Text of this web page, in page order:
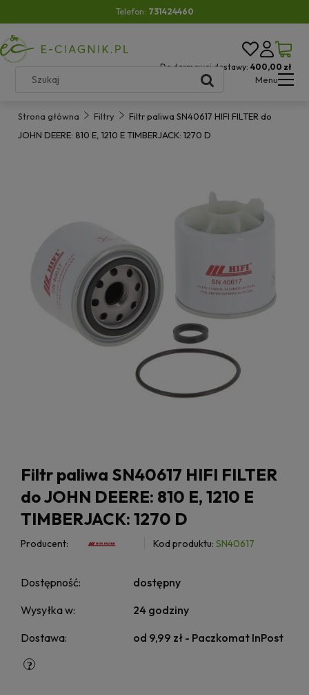
Telefon: 731424460
Do darmowej dostawy: 400,00 zł
Menu
Strona główna Filtry
Filtr paliwa SN40617 HIFI FILTER do
JOHN DEERE: 810 E, 1210 E TIMBERJACK: 1270 D
Filtr paliwa SN40617 HIFI FILTER
do JOHN DEERE: 810 E, 1210 E
TIMBERJACK: 1270 D
Producent: Kod produktu: SN40617
Dostępność:
dostępny
Wysyłka w:
24 godziny
Dostawa:
od 9,99 zł - Paczkomat InPost